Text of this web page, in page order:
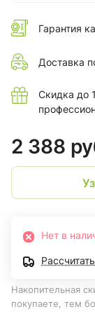
Гарантия
Доставка
Скидка до
2 388
Нет в
Накопительная
покупаете, тем